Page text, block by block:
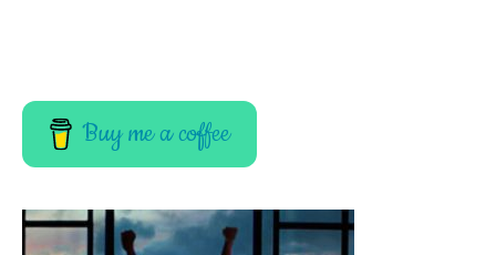
Buy me a coffee